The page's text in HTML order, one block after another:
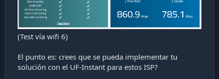
(Test vía wifi 6)
El punto es: crees que se pueda implementar tu
solución con el UF-Instant para estos ISP?